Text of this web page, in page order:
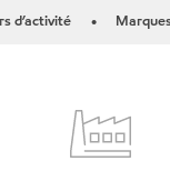
d’activité •